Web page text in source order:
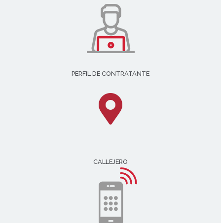
PERFIL DE CONTRATANTE
CALLEJERO